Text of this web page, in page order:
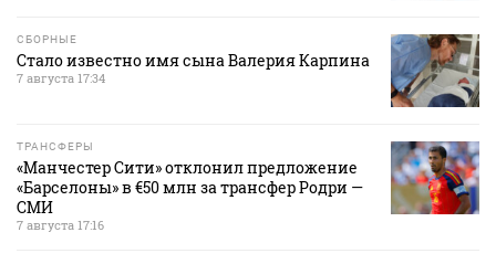
СБОРНЫЕ
Стало известно имя сына Валерия Карпина
7 августа 17:34
ТРАНСФЕРЫ
«Манчестер Сити» отклонил предложение
«Барселоны» в €50 млн за трансфер Родри —
СМИ
7 августа 17:16